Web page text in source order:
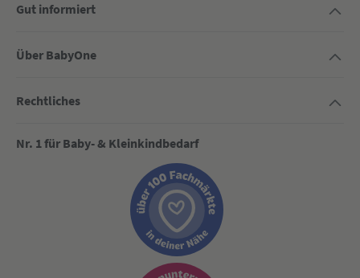
Gut informiert
Über BabyOne
Rechtliches
Nr. 1 für Baby- & Kleinkindbedarf